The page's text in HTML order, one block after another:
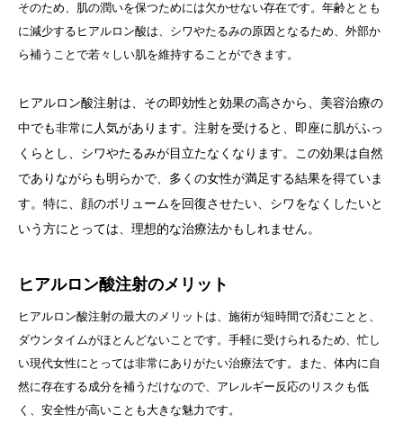
そのため、肌の潤いを保つためには欠かせない存在です。年齢ととも
に減少するヒアルロン酸は、シワやたるみの原因となるため、外部か
ら補うことで若々しい肌を維持することができます。
ヒアルロン酸注射は、その即効性と効果の高さから、美容治療の
中でも非常に人気があります。注射を受けると、即座に肌がふっ
くらとし、シワやたるみが目立たなくなります。
この効果は自然
でありながらも明らかで、多くの女性が満足する結果を得ていま
す。特に、顔のボリュームを回復させたい、シワをなくしたいと
いう方にとっては、理想的な治療法かもしれません。
ヒアルロン酸注射のメリット
ヒアルロン酸注射の最大のメリットは、施術が短時間で済むことと、
ダウンタイムがほとんどないことです。手軽に受けられるため、忙し
い現代女性にとっては非常にありがたい治療法です。また、体内に自
然に存在する成分を補うだけなので、アレルギー反応のリスクも低
く、安全性が高いことも大きな魅力です。